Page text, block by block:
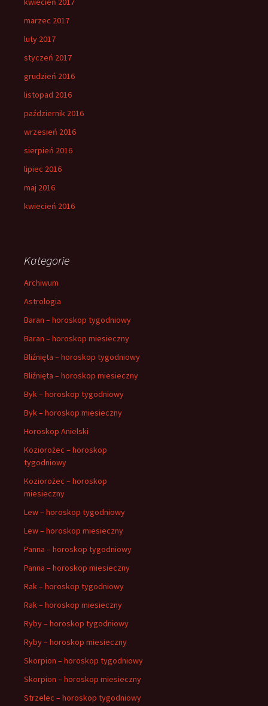
marzec 2017
luty 2017
styczeń 2017
grudzień 2016
listopad 2016
październik 2016
wrzesień 2016
sierpień 2016
lipiec 2016
maj 2016
kwiecień 2016
Kategorie
Archiwum
Astrologia
Baran – horoskop tygodniowy
Baran – horoskop miesieczny
Bliźnięta – horoskop tygodniowy
Bliźnięta – horoskop miesieczny
Byk – horoskop tygodniowy
Byk – horoskop miesieczny
Horoskop Anielski
Koziorożec – horoskop
tygodniowy
Koziorożec – horoskop
miesieczny
Lew – horoskop tygodniowy
Lew – horoskop miesieczny
Panna – horoskop tygodniowy
Panna – horoskop miesieczny
Rak – horoskop tygodniowy
Rak – horoskop miesieczny
Ryby – horoskop tygodniowy
Ryby – horoskop miesieczny
Skorpion – horoskop tygodniowy
Skorpion – horoskop miesieczny
Strzelec – horoskop tygodniowy